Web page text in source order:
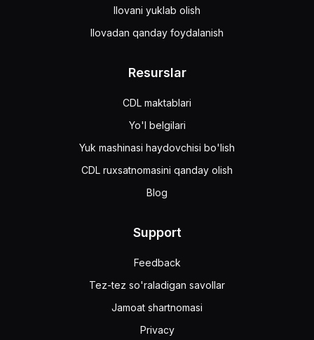
Ilovani yuklab olish
Ilovadan qanday foydalanish
Resurslar
CDL maktablari
Yo'l belgilari
Yuk mashinasi haydovchisi bo'lish
CDL ruxsatnomasini qanday olish
Blog
Support
Feedback
Tez-tez so'raladigan savollar
Jamoat shartnomasi
Privacy